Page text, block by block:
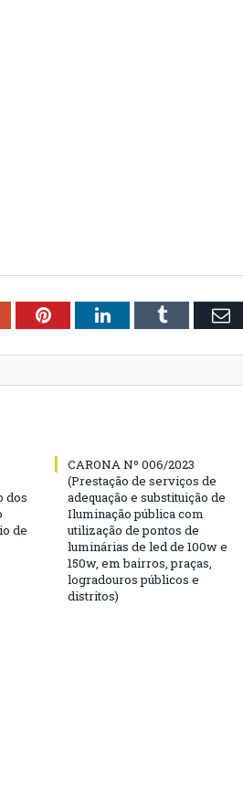
PinterestLinkedInTumblr
dos
de
CARONA Nº 006/2023
(Prestação de serviços de
adequação e substituição de
Iluminação pública com
utilização de pontos de
luminárias de led de 100w e
150w, em bairros, praças,
logradouros públicos e
distritos)